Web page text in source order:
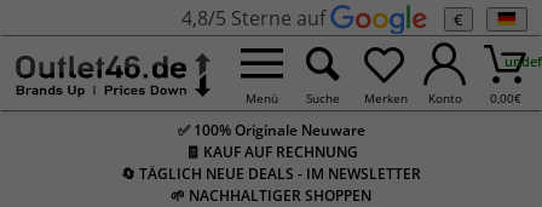
4,8/5 Sterne auf €
Menü Suche Merken Konto 0,00€
✅ 100% Originale Neuware
🧾 KAUF AUF RECHNUNG
🔄 TÄGLICH NEUE DEALS - IM NEWSLETTER
🌱 NACHHALTIGER SHOPPEN